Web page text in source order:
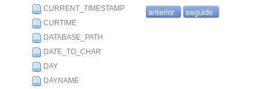
CURRENT_TIMESTAMP
CURTIME
DATABASE_PATH
DATE_TO_CHAR
DAY
DAYNAME
anterior seguido